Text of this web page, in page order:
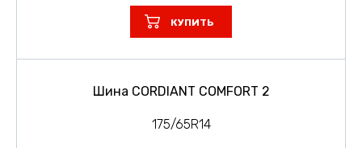
КУПИТЬ
Шина CORDIANT COMFORT 2
175/65R14